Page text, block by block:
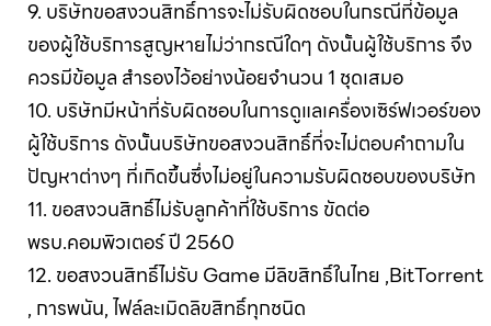
9. บริษัทขอสงวนสิทธิ์การจะไม่รับผิดชอบในกรณีที่ข้อมูล
ของผู้ใช้บริการสูญหายไม่ว่ากรณีใดๆ ดังนั้นผู้ใช้บริการ จึง
ควรมีข้อมูล สำรองไว้อย่างน้อยจำนวน 1 ชุดเสมอ
10. บริษัทมีหน้าที่รับผิดชอบในการดูแลเครื่องเซิร์ฟเวอร์ของ
ผู้ใช้บริการ ดังนั้นบริษัทขอสงวนสิทธิ์ที่จะไม่ตอบคำถามใน
ปัญหาต่างๆ ที่เกิดขึ้นซึ่งไม่อยู่ในความรับผิดชอบของบริษัท
11. ขอสงวนสิทธิ์ไม่รับลูกค้าที่ใช้บริการ ขัดต่อ
พรบ.คอมพิวเตอร์ ปี 2560
12. ขอสงวนสิทธิ์ไม่รับ Game มีลิขสิทธิ์ในไทย ,BitTorrent
, การพนัน, ไฟล์ละเมิดลิขสิทธิ์ทุกชนิด